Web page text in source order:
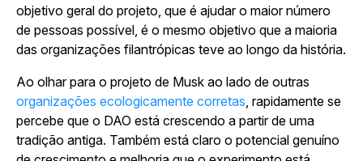
objetivo geral do projeto, que é ajudar o maior número
de pessoas possível, é o mesmo objetivo que a maioria
das organizações filantrópicas teve ao longo da história.
Ao olhar para o projeto de Musk ao lado de outras
organizações ecologicamente corretas, rapidamente se
percebe que o DAO está crescendo a partir de uma
tradição antiga. Também está claro o potencial genuíno